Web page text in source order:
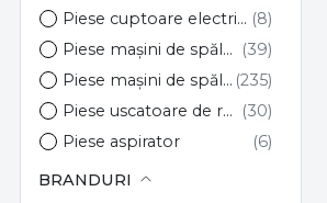
Piese cuptoare electrice
Piese mașini de spălat vase
Piese mașini de spălat rufe
Piese uscatoare de rufe
Piese aspirator
BRANDURI